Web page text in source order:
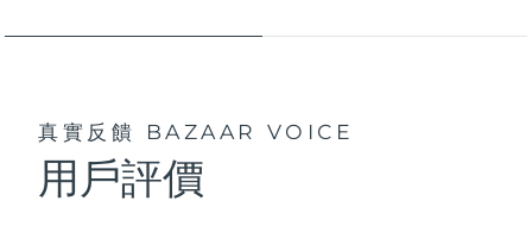
真實反饋 BAZAAR VOICE
用戶評價